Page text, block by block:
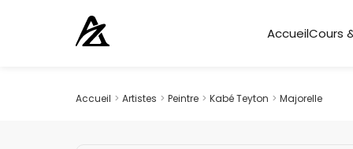
AccueilCours
Accueil > Artistes > Peintre > Kabé Teyton > Majorelle